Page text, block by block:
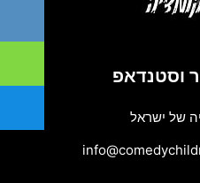
וסטנדאפ
של ישראל